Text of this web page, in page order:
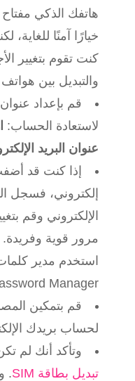
هاتفك الذكي
خيارًا آمنًا للغاية،
كنت تقوم بتغيير
والتبديل بين هواتف Android وiOS.
قم بإعداد
لاستعادة الحساب:
عنوان البريد
إذا كنت قد
إلكتروني، فسجل
الإلكتروني وقم
مرور قوية وفريدة.
استخدم مدير
Manager.
قم بتمكين
لحساب بريدك
وتأكد أنك لم
تبديل بطاقة SIM
.